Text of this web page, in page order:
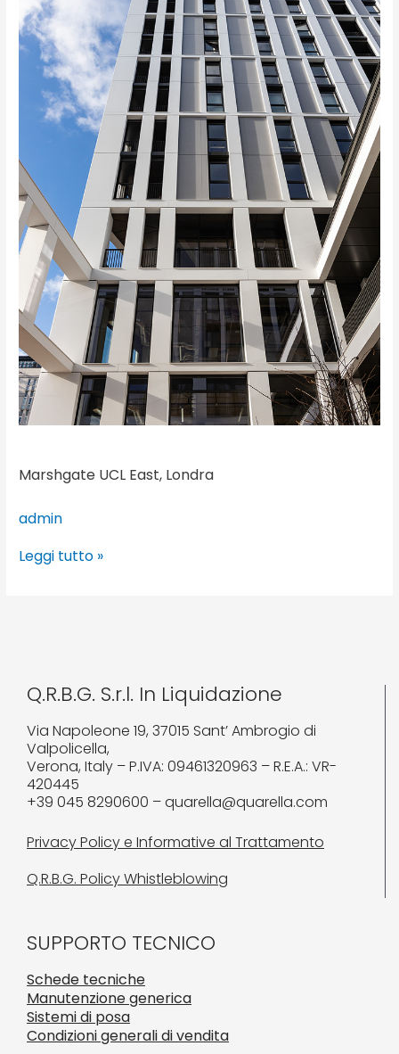
Marshgate UCL East, Londra
admin
East,
Londra
Leggi tutto »
Q.R.B.G. S.r.l. In Liquidazione
Via Napoleone 19, 37015 Sant’ Ambrogio di
Valpolicella,
Verona, Italy – P.IVA: 09461320963 – R.E.A.: VR-
420445
+39 045 8290600 – quarella@quarella.com
Privacy Policy e Informative al Trattamento
Q.R.B.G. Policy Whistleblowing
SUPPORTO TECNICO
Schede tecniche
Manutenzione generica
Sistemi di posa
Condizioni generali di vendita